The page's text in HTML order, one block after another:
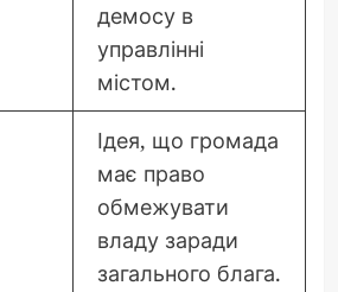
демосу в
управлінні
містом.
Ідея, що громада
має право
обмежувати
владу заради
загального блага.